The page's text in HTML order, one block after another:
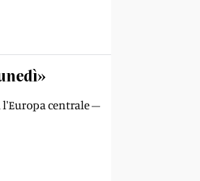
centrale –